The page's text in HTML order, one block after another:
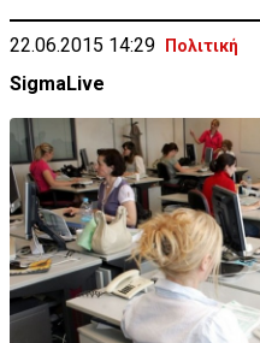
22.06.2015 14:29 Πολιτική
SigmaLive